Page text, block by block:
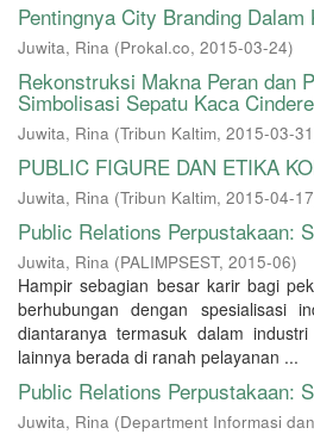
Pentingnya City Branding Dalam
Juwita, Rina (Prokal.co, 2015-03-24)
Rekonstruksi Makna Peran dan
Simbolisasi Sepatu Kaca
Juwita, Rina (Tribun Kaltim, 2015-03-31
PUBLIC FIGURE DAN ETIKA
Juwita, Rina (Tribun Kaltim, 2015-04-17
Public Relations Perpustakaan:
Juwita, Rina (PALIMPSEST, 2015-06)
Hampir sebagian besar karir bagi
berhubungan dengan spesialisasi
diantaranya termasuk dalam
lainnya berada di ranah pelayanan ...
Public Relations Perpustakaan:
Juwita, Rina (Department Informasi